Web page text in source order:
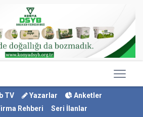
TV Yazarlar
Anketler
Rehberi
Seri İlanlar